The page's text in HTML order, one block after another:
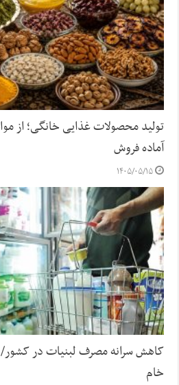
تولید محصولات غذایی خانگی؛ از
آماده فروش
۱۴۰۵/۰۵/۱۵
کاهش سرانه مصرف لبنیات در کشور/
خام